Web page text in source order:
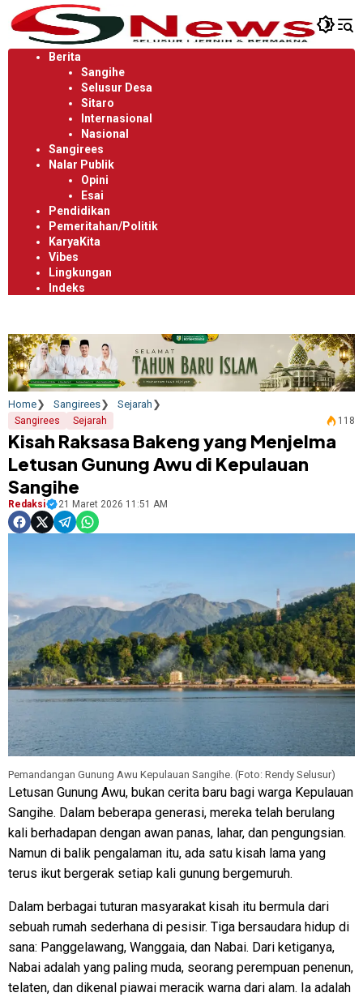
Langsung
ke
konten
Berita
Sangihe
Selusur Desa
Sitaro
Internasional
Nasional
Sangirees
Nalar Publik
Opini
Esai
Pendidikan
Pemeritahan/Politik
KaryaKita
Vibes
Lingkungan
Indeks
Home Sangirees Sejarah
Sangirees Sejarah 118
Kisah Raksasa Bakeng yang Menjelma
Letusan Gunung Awu di Kepulauan
Sangihe
Redaksi 21 Maret 2026 11:51 AM
Pemandangan Gunung Awu Kepulauan Sangihe. (Foto: Rendy Selusur)
Letusan Gunung Awu, bukan cerita baru bagi warga Kepulauan
Sangihe. Dalam beberapa generasi, mereka telah berulang
kali berhadapan dengan awan panas, lahar, dan pengungsian.
Namun di balik pengalaman itu, ada satu kisah lama yang
terus ikut bergerak setiap kali gunung bergemuruh.
Dalam berbagai tuturan masyarakat kisah itu bermula dari
sebuah rumah sederhana di pesisir. Tiga bersaudara hidup di
sana: Panggelawang, Wanggaia, dan Nabai. Dari ketiganya,
Nabai adalah yang paling muda, seorang perempuan penenun,
telaten, dan dikenal piawai meracik warna dari alam. Ia adalah